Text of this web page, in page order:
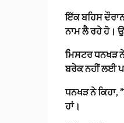
ਇੱਕ ਬਹਿਸ
ਨਾਮ ਲੈ ਰਹੇ ਹੋ।
ਮਿਸਟਰ ਧਨਖੜ
ਬਰੇਕ ਨਹੀਂ ਲਈ
ਧਨਖੜ ਨੇ ਕਿਹਾ,
ਹਾਂ।